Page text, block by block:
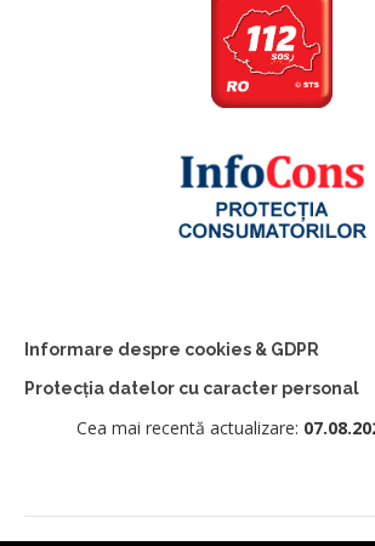
Informare despre cookies & GDPR
Protecția datelor cu caracter personal
Cea mai recentă actualizare: